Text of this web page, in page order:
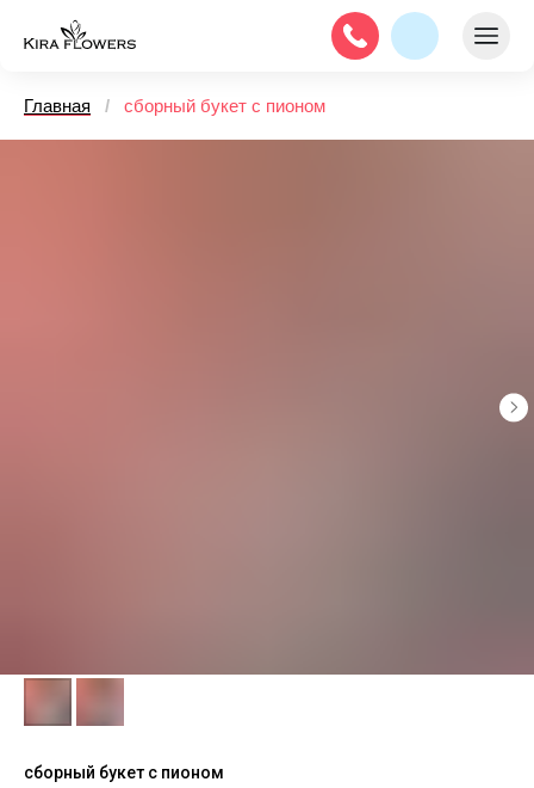
Главная / сборный букет с пионом
сборный букет с пионом